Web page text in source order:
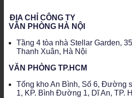
ĐỊA CHỈ CÔNG TY
VĂN PHÒNG HÀ NỘI
Tầng 4 tòa nhà Stellar Garden,
Thanh Xuân, Hà Nội
VĂN PHÒNG TP.HCM
Tổng kho An Bình, Số 6, Đường
1, KP. Bình Đường 1, Dĩ An, TP.